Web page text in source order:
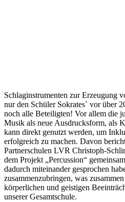
Schlaginstrumenten zur Erzeugung
nur den Schüler Sokrates` vor über
noch alle Beteiligten! Vor allem die
Musik als neue Ausdrucksform, als
kann direkt genutzt werden, um
erfolgreich zu machen. Davon
Partnerschulen LVR Christoph-
dem Projekt „Percussion“
dadurch miteinander gesprochen
zusammenzubringen, was
körperlichen und geistigen
unserer Gesamtschule.